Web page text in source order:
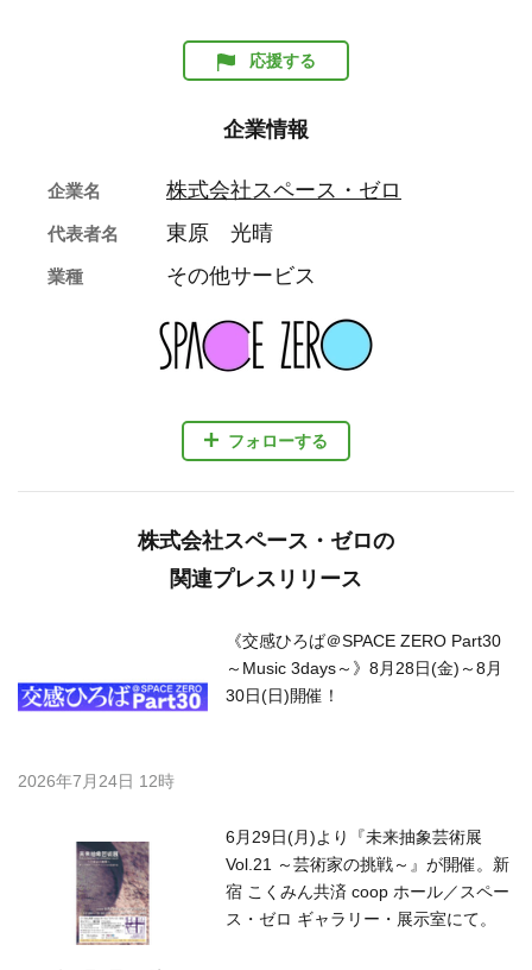
応援する
企業情報
フォローする
企業名 株式会社スペース・ゼロ
代表者名 東原 光晴
業種 その他サービス
株式会社スペース・ゼロの
関連プレスリリース
《交感ひろば＠SPACE ZERO Part30
～Music 3days～》8月28日(金)～8月
30日(日)開催！
2026年7月24日 12時
6月29日(月)より『未来抽象芸術展
Vol.21 ～芸術家の挑戦～』が開催。新
宿 こくみん共済 coop ホール／スペー
ス・ゼロ ギャラリー・展示室にて。